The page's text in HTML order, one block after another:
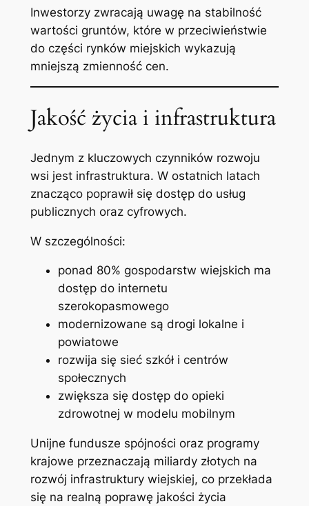
Inwestorzy zwracają uwagę na stabilność
wartości gruntów, które w przeciwieństwie
do części rynków miejskich wykazują
mniejszą zmienność cen.
Jakość życia i infrastruktura
Jednym z kluczowych czynników rozwoju
wsi jest infrastruktura. W ostatnich latach
znacząco poprawił się dostęp do usług
publicznych oraz cyfrowych.
W szczególności:
ponad 80% gospodarstw wiejskich ma
dostęp do internetu
szerokopasmowego
modernizowane są drogi lokalne i
powiatowe
rozwija się sieć szkół i centrów
społecznych
zwiększa się dostęp do opieki
zdrowotnej w modelu mobilnym
Unijne fundusze spójności oraz programy
krajowe przeznaczają miliardy złotych na
rozwój infrastruktury wiejskiej, co przekłada
się na realną poprawę jakości życia